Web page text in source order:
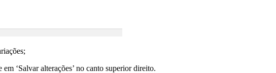
‘Salvar alterações’ no canto superior direito.